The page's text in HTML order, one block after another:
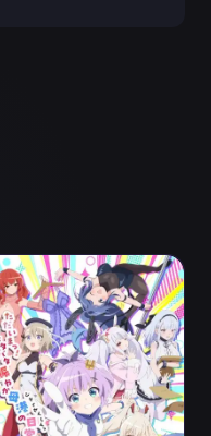
Episodio 1
Azur Lane: Bisoku